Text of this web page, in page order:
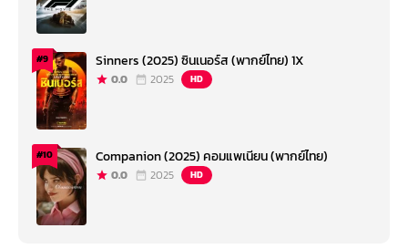
#9 Sinners (2025) ซินเนอร์ส (พากย์ไทย) 1X
0.0 2025 HD
#10 Companion (2025) คอมแพเนียน (พากย์ไทย)
0.0 2025 HD